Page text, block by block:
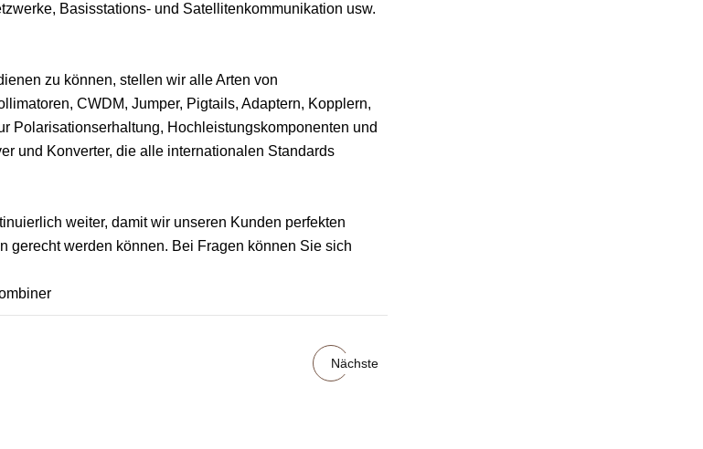
Basisstations- und Satellitenkommunikation usw.
zu können, stellen wir alle Arten von
CWDM, Jumper, Pigtails, Adaptern, Kopplern,
Polarisationserhaltung, Hochleistungskomponenten und
und Konverter, die alle internationalen Standards
weiter, damit wir unseren Kunden perfekten
gerecht werden können. Bei Fragen können Sie sich
Nächste